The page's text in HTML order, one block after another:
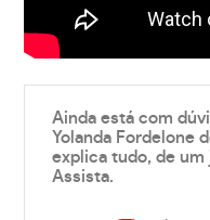
Ainda está com
Yolanda Fordelone
explica tudo, de
Assista.